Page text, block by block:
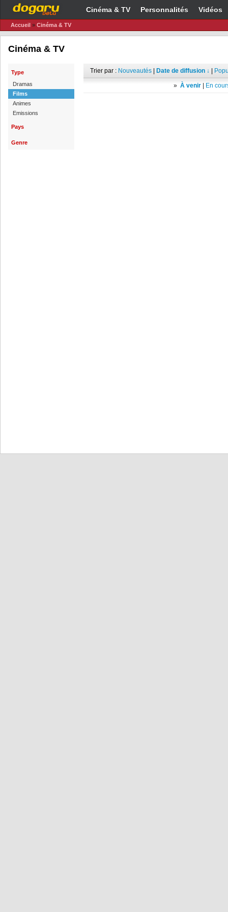
Cinéma & TV Personnalités Vidéos
Accueil » Cinéma & TV
Cinéma & TV
Type
Dramas
Films
Animes
Emissions
Pays
Genre
Trier par : Nouveautés Date de diffusion ↓
» À venir En